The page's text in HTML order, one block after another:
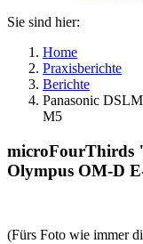
Sie sind hier:
Home
Praxisberichte
Berichte
Panasonic
M5
microFourThirds
Olympus OM-D
(Fürs Foto wie immer